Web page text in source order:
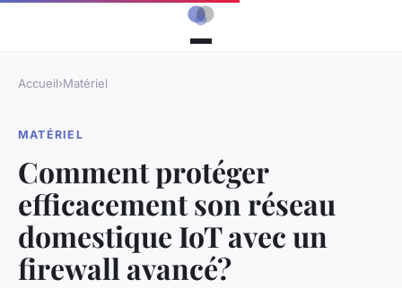
Accueil›Matériel
MATÉRIEL
Comment protéger
efficacement son réseau
domestique IoT avec un
firewall avancé?